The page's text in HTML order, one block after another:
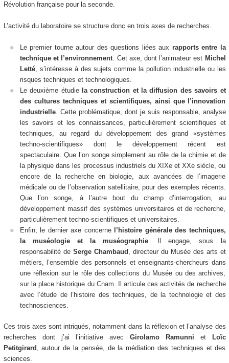
Révolution française pour la seconde.
L’activité du laboratoire se structure donc en trois axes de recherches.
Le premier tourne autour des questions liées aux rapports entre la
technique et l’environnement. Cet axe, dont l’animateur est Michel
Letté, s’intéresse à des sujets comme la pollution industrielle ou les
risques techniques et technologiques.
Le deuxième étudie la construction et la diffusion des savoirs et
des cultures techniques et scientifiques, ainsi que l’innovation
industrielle. Cette problématique, dont je suis responsable, analyse
les savoirs et les connaissances, particulièrement scientifiques et
techniques, au regard du développement des grand «systèmes
techno-scientifiques» dont le développement récent est
spectaculaire. Que l’on songe simplement au rôle de la chimie et de
la physique dans les processus industriels du XIXe et XXe siècle, ou
encore de la recherche en biologie, aux avancées de l’imagerie
médicale ou de l’observation satellitaire, pour des exemples récents.
Que l’on songe, à l’autre bout du champ d’interrogation, au
développement massif des systèmes universitaires et de recherche,
particulièrement techno-scientifiques et universitaires.
Enfin, le dernier axe concerne
l’histoire générale des techniques,
la muséologie et la muséographie. Il engage, sous la
responsabilité de Serge Chambaud , directeur du Musée des arts et
métiers, l’ensemble des personnels et enseignants-chercheurs dans
une réflexion sur le rôle des collections du Musée ou des archives,
sur la place historique du Cnam. Il articule ces activités de recherche
avec l’étude de l’histoire des techniques, de la technologie et des
technosciences.
Ces trois axes sont intriqués, notamment dans la réflexion et l’analyse des
recherches dont j’ai l’initiative avec Girolamo Ramunni et
Loïc
Petitgirard , autour de la pensée, de la médiation des techniques et des
sciences.